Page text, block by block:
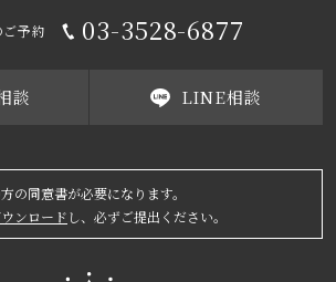
予約 03-3528-6877
談 LINE相談
の同意書が必要になります。
ンロードし、必ずご提出ください。